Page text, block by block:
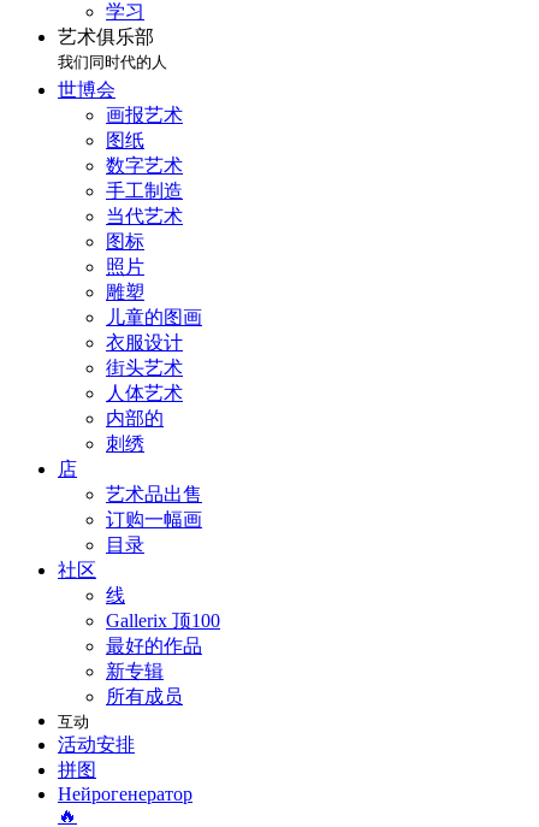
学习
艺术俱乐部
我们同时代的人
世博会
画报艺术
图纸
数字艺术
手工制造
当代艺术
图标
照片
雕塑
儿童的图画
衣服设计
街头艺术
人体艺术
内部的
刺绣
店
艺术品出售
订购一幅画
目录
社区
线
Gallerix 顶100
最好的作品
新专辑
所有成员
互动
活动安排
拼图
Нейрогенератор
🔥